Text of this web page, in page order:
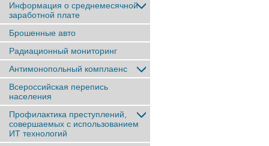
Информация о среднемесячной
заработной плате
Брошенные авто
Радиационный мониторинг
Антимонопольный комплаенс
Всероссийская перепись
населения
Профилактика преступлений,
совершаемых с использованием
ИТ технологий